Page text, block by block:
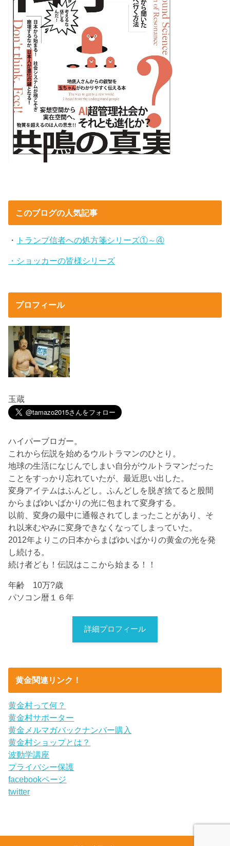
このブログの人気記事
・ トランプ信者への処方箋シリーズ①～④
・ショッカーの皆様シリーズ
プロフィール
玉蔵
ハイパーブロガー。
これから伝説を始めるウルトラマンのひとり。
地球の生活になじんでしまい自分がウルトラマンだった
ことをすっかり忘れていたが、最近思い出した。
変身アイテムはふんどし。ふんどしを脱ぎ捨てると股間
からまばゆいばかりの光に包まれて変身する。
以前、変身の最中に通報されてしまったことがあり、そ
れ以来むやみに変身できなくなってしまっていた。
2012年よりこの日本からまばゆいばかりの黄金の光を発
し続ける。
続け者ども！伝説はここから始まる！！
年齢 10万?歳
パソコン暦１６年
詳細プロフィール
黄金関連リンク！
黄金村って何？
黄金村サポーター
黄金メルマガバックナンバー購入
黄金村ショップとは？
波動学講座
プライバシー保護
facebookページ
twitter